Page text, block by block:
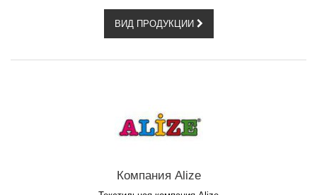
ВИД ПРОДУКЦИИ
Компания Alize